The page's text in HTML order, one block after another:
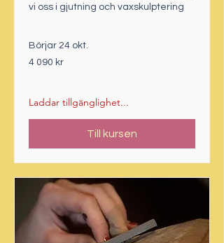
vi oss i gjutning och vaxskulptering
Börjar 24 okt.
4 090
svenska
4 090 kr
Laddar tillgänglighet...
Till kursen